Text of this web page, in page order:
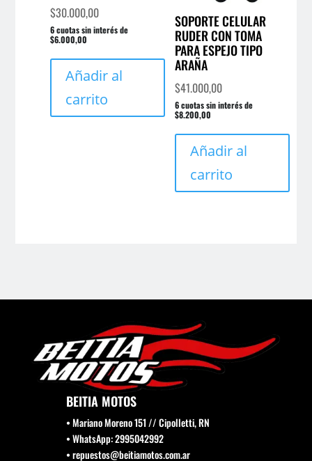
$30.000,00
6 cuotas sin interés de
$6.000,00
Añadir al
carrito
SOPORTE CELULAR
RUDER CON TOMA
PARA ESPEJO TIPO
ARAÑA
$41.000,00
6 cuotas sin interés de
$8.200,00
Añadir al
carrito
BEITIA MOTOS
• Mariano Moreno 151 // Cipolletti, RN
• WhatsApp: 2995042992
• repuestos@beitiamotos.com.ar